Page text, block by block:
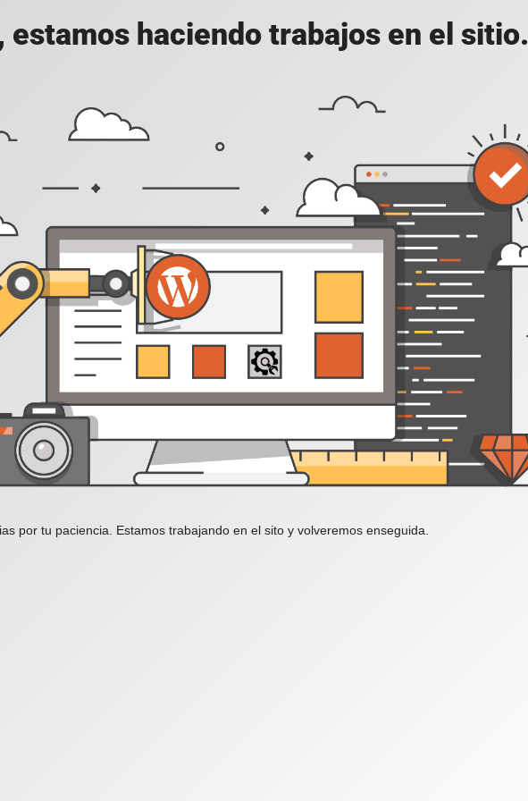
estamos haciendo trabajos en el sitio.
por tu paciencia. Estamos trabajando en el sito y volveremos enseguida.